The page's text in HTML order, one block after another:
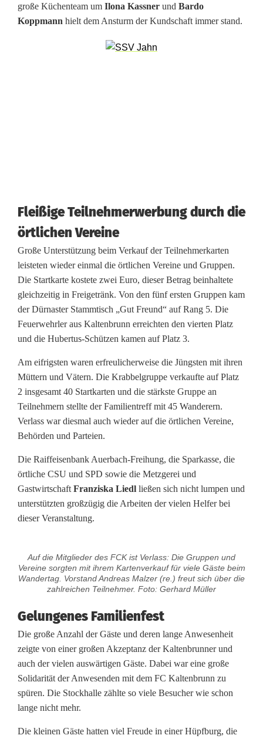
große Küchenteam um Ilona Kassner und Bardo
Koppmann hielt dem Ansturm der Kundschaft immer stand.
Fleißige Teilnehmerwerbung durch die
örtlichen Vereine
Große Unterstützung beim Verkauf der Teilnehmerkarten
leisteten wieder einmal die örtlichen Vereine und Gruppen.
Die Startkarte kostete zwei Euro, dieser Betrag beinhaltete
gleichzeitig in Freigetränk. Von den fünf ersten Gruppen kam
der Dürnaster Stammtisch „Gut Freund“ auf Rang 5. Die
Feuerwehrler aus Kaltenbrunn erreichten den vierten Platz
und die Hubertus-Schützen kamen auf Platz 3.
Am eifrigsten waren erfreulicherweise die Jüngsten mit ihren
Müttern und Vätern. Die Krabbelgruppe verkaufte auf Platz
2 insgesamt 40 Startkarten und die stärkste Gruppe an
Teilnehmern stellte der Familientreff mit 45 Wanderern.
Verlass war diesmal auch wieder auf die örtlichen Vereine,
Behörden und Parteien.
Die Raiffeisenbank Auerbach-Freihung, die Sparkasse, die
örtliche CSU und SPD sowie die Metzgerei und
Gastwirtschaft Franziska Liedl ließen sich nicht lumpen und
unterstützten großzügig die Arbeiten der vielen Helfer bei
dieser Veranstaltung.
Auf die Mitglieder des FCK ist Verlass: Die Gruppen und
Vereine sorgten mit ihrem Kartenverkauf für viele Gäste beim
Wandertag. Vorstand Andreas Malzer (re.) freut sich über die
zahlreichen Teilnehmer. Foto: Gerhard Müller
Gelungenes Familienfest
Die große Anzahl der Gäste und deren lange Anwesenheit
zeigte von einer großen Akzeptanz der Kaltenbrunner und
auch der vielen auswärtigen Gäste. Dabei war eine große
Solidarität der Anwesenden mit dem FC Kaltenbrunn zu
spüren. Die Stockhalle zählte so viele Besucher wie schon
lange nicht mehr.
Die kleinen Gäste hatten viel Freude in einer Hüpfburg, die